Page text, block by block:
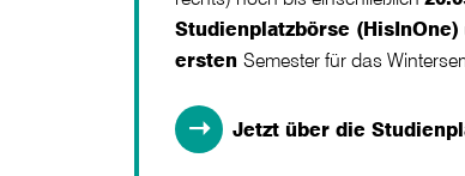
Studienplatzbörse (HisInOne)
ersten Semester für das
Jetzt über die